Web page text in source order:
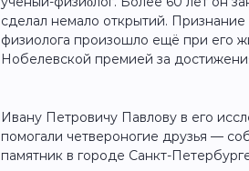
сделал немало открытий.
физиолога произошло ещё при его
Нобелевской премией за
Ивану Петровичу Павлову в его
помогали четвероногие друзья —
памятник в городе Санкт-